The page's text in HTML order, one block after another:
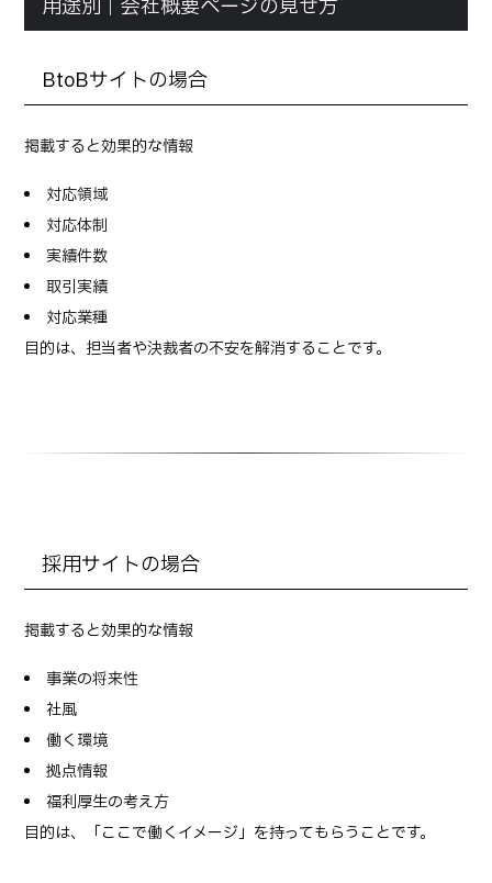
用途別｜会社概要ページの見せ方
BtoBサイトの場合
掲載すると効果的な情報
対応領域
対応体制
実績件数
取引実績
対応業種
目的は、担当者や決裁者の不安を解消することです。
採用サイトの場合
掲載すると効果的な情報
事業の将来性
社風
働く環境
拠点情報
福利厚生の考え方
目的は、「ここで働くイメージ」を持ってもらうことです。